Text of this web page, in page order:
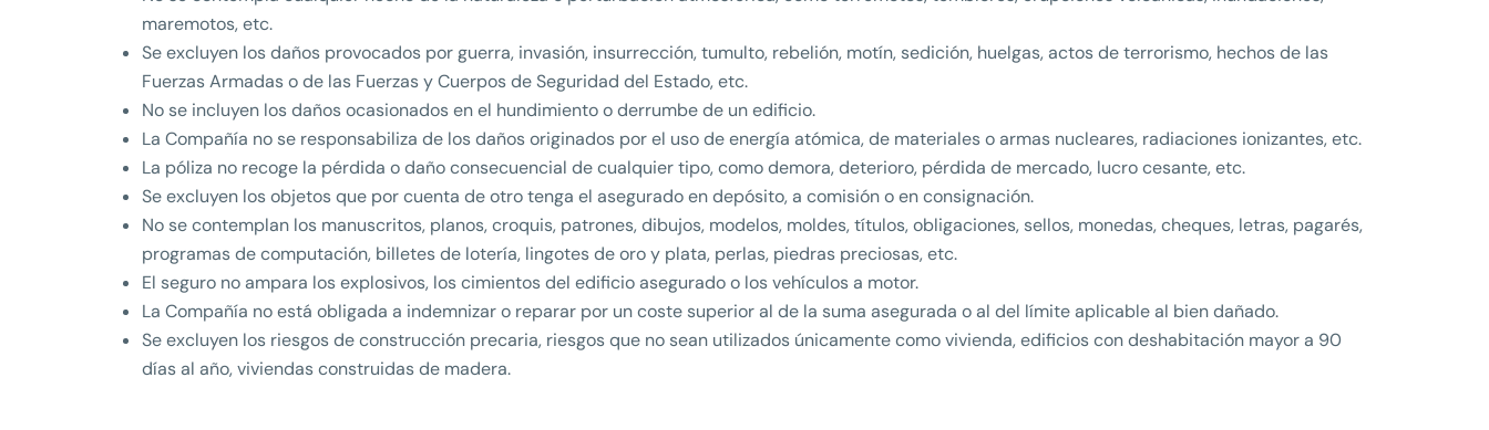
maremotos, etc.
Se excluyen los daños provocados por guerra, invasión, insurrección, tumulto, rebelión, motín, sedición, huelgas, actos de terrorismo, hechos de las
Fuerzas Armadas o de las Fuerzas y Cuerpos de Seguridad del Estado, etc.
No se incluyen los daños ocasionados en el hundimiento o derrumbe de un edificio.
La Compañía no se responsabiliza de los daños originados por el uso de energía atómica, de materiales o armas nucleares, radiaciones ionizantes, etc.
La póliza no recoge la pérdida o daño consecuencial de cualquier tipo, como demora, deterioro, pérdida de mercado, lucro cesante, etc.
Se excluyen los objetos que por cuenta de otro tenga el asegurado en depósito, a comisión o en consignación.
No se contemplan los manuscritos, planos, croquis, patrones, dibujos, modelos, moldes, títulos, obligaciones, sellos, monedas, cheques, letras, pagarés,
programas de computación, billetes de lotería, lingotes de oro y plata, perlas, piedras preciosas, etc.
El seguro no ampara los explosivos, los cimientos del edificio asegurado o los vehículos a motor.
La Compañía no está obligada a indemnizar o reparar por un coste superior al de la suma asegurada o al del límite aplicable al bien dañado.
Se excluyen los riesgos de construcción precaria, riesgos que no sean utilizados únicamente como vivienda, edificios con deshabitación mayor a 90
días al año, viviendas construidas de madera.